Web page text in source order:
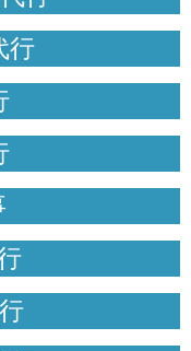
行